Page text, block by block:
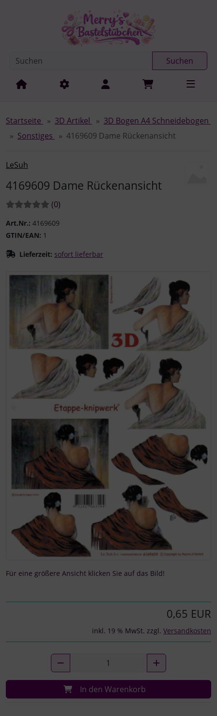
Springe zur Navigation
Suchen
Startseite 3D Artikel
3D Bogen A4 Schneidebogen
Sonstiges
4169609 Dame Rückenansicht
LeSuh
4169609 Dame Rückenansicht
Bewertungen:
(0Bewertungen
)
Art.Nr.: 4169609
GTIN/EAN: 1
Lieferzeit: sofort lieferbar
Wenn mehr als ein Produktbild existiert, können Sie die
Für eine größere Ansicht klicken Sie auf das Bild!
0,65 EUR
inkl. 19 % MwSt. zzgl. Versandkosten
In den Warenkorb